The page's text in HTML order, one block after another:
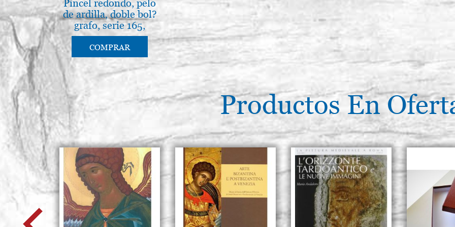
Pincel redondo, pelo
de ardilla, doble bol?
grafo, serie 165,
Borciani-Bonazzi
COMPRAR
Productos En